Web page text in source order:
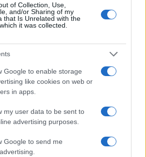
of Collection, Use,
and/or Sharing of my
that Is Unrelated with the
it was collected.
Google to enable storage
like cookies on web or
in apps.
my user data to be sent to
advertising purposes.
Google to send me
governo introduce nuove regole per
2026
te, stasera 25 gennaio: gli ospiti e le